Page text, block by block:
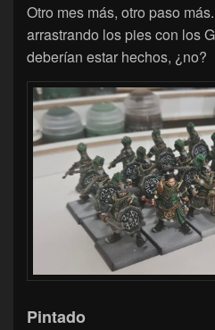
Otro mes más, otro paso
arrastrando los pies con los
deberían estar hechos, ¿no?
Pintado